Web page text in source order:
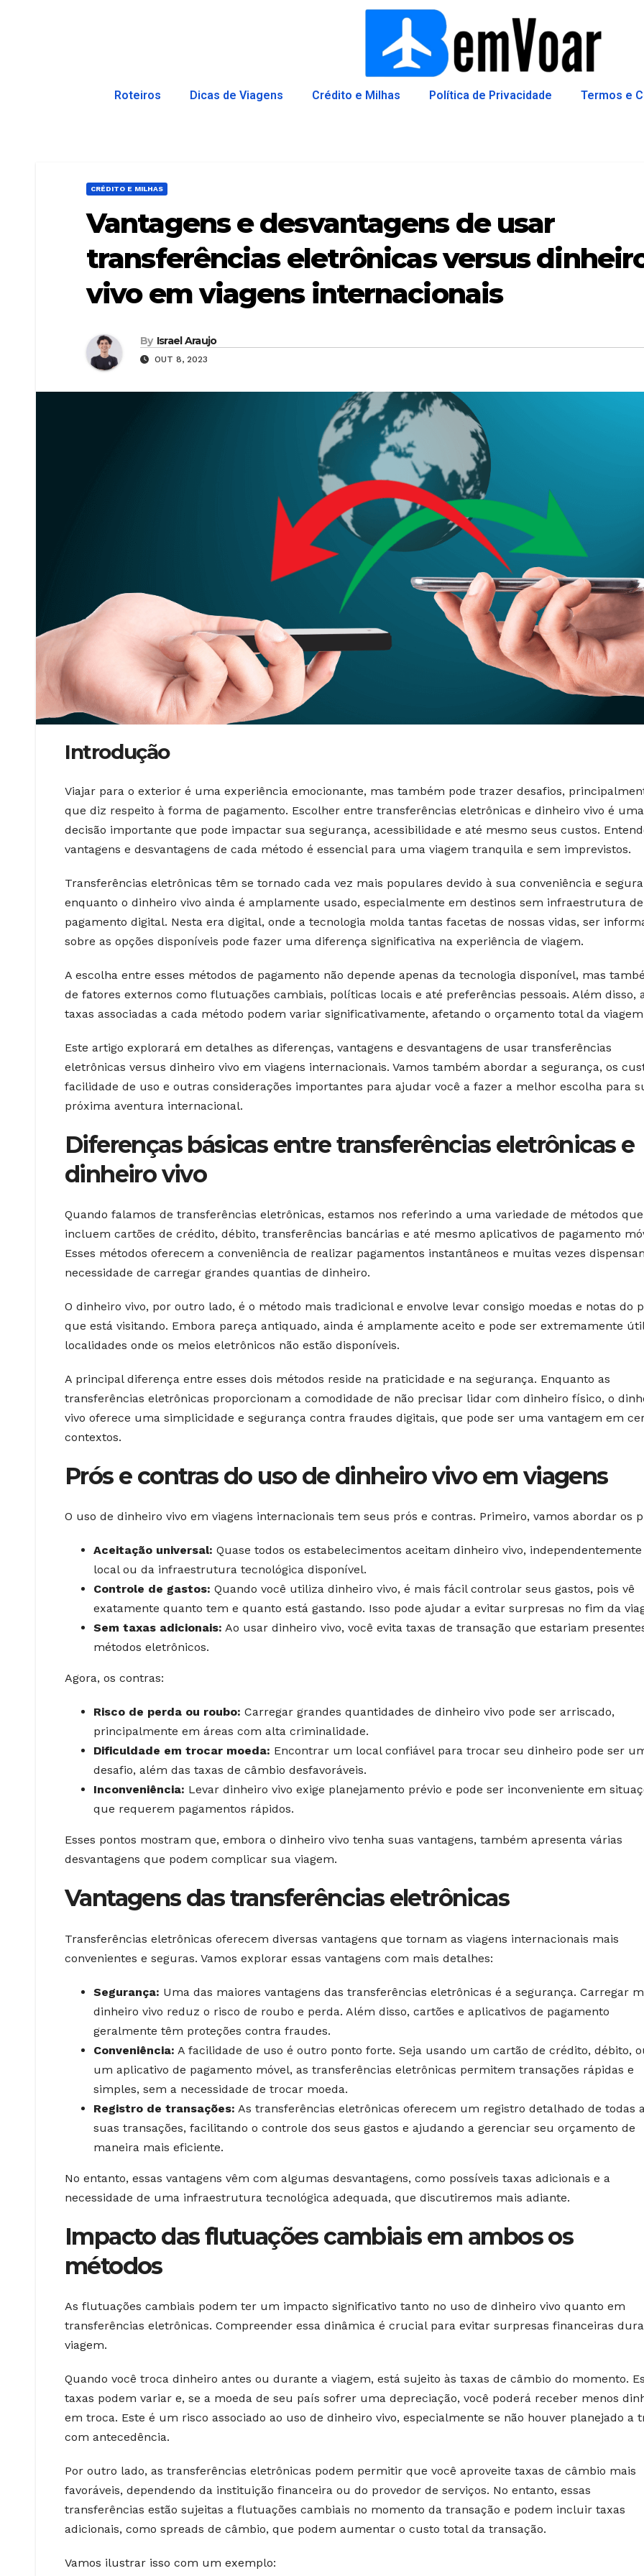
Roteiros Dicas de Viagens Crédito e Milhas Política de Privacidade Termos e
CRÉDITO E MILHAS
Vantagens e desvantagens de usar
transferências eletrônicas versus
vivo em viagens internacionais
By Israel Araujo
OUT 8, 2023
Introdução
Viajar para o exterior é uma experiência emocionante, mas também pode trazer desafios,
que diz respeito à forma de pagamento. Escolher entre transferências eletrônicas e dinheiro vivo é uma
decisão importante que pode impactar sua segurança, acessibilidade e até mesmo seus custos.
vantagens e desvantagens de cada método é essencial para uma viagem tranquila e sem imprevistos.
Transferências eletrônicas têm se tornado cada vez mais populares devido à sua conveniência e
enquanto o dinheiro vivo ainda é amplamente usado, especialmente em destinos sem infraestrutura de
pagamento digital. Nesta era digital, onde a tecnologia molda tantas facetas de nossas vidas, ser
sobre as opções disponíveis pode fazer uma diferença significativa na experiência de viagem.
A escolha entre esses métodos de pagamento não depende apenas da tecnologia disponível, mas
de fatores externos como flutuações cambiais, políticas locais e até preferências pessoais. Além disso,
taxas associadas a cada método podem variar significativamente, afetando o orçamento total da
Este artigo explorará em detalhes as diferenças, vantagens e desvantagens de usar transferências
eletrônicas versus dinheiro vivo em viagens internacionais. Vamos também abordar a segurança, os
facilidade de uso e outras considerações importantes para ajudar você a fazer a melhor escolha para
próxima aventura internacional.
Diferenças básicas entre transferências eletrônicas e
dinheiro vivo
Quando falamos de transferências eletrônicas, estamos nos referindo a uma variedade de métodos que
incluem cartões de crédito, débito, transferências bancárias e até mesmo aplicativos de pagamento
Esses métodos oferecem a conveniência de realizar pagamentos instantâneos e muitas vezes
necessidade de carregar grandes quantias de dinheiro.
O dinheiro vivo, por outro lado, é o método mais tradicional e envolve levar consigo moedas e notas do
que está visitando. Embora pareça antiquado, ainda é amplamente aceito e pode ser extremamente
localidades onde os meios eletrônicos não estão disponíveis.
A principal diferença entre esses dois métodos reside na praticidade e na segurança. Enquanto as
transferências eletrônicas proporcionam a comodidade de não precisar lidar com dinheiro físico, o
vivo oferece uma simplicidade e segurança contra fraudes digitais, que pode ser uma vantagem em
contextos.
Prós e contras do uso de dinheiro vivo em viagens
O uso de dinheiro vivo em viagens internacionais tem seus prós e contras. Primeiro, vamos abordar os
Aceitação universal: Quase todos os estabelecimentos aceitam dinheiro vivo, independentemente
local ou da infraestrutura tecnológica disponível.
Controle de gastos: Quando você utiliza dinheiro vivo, é mais fácil controlar seus gastos, pois vê
exatamente quanto tem e quanto está gastando. Isso pode ajudar a evitar surpresas no fim da
Sem taxas adicionais: Ao usar dinheiro vivo, você evita taxas de transação que estariam
métodos eletrônicos.
Agora, os contras:
Risco de perda ou roubo: Carregar grandes quantidades de dinheiro vivo pode ser arriscado,
principalmente em áreas com alta criminalidade.
Dificuldade em trocar moeda: Encontrar um local confiável para trocar seu dinheiro pode ser
desafio, além das taxas de câmbio desfavoráveis.
Inconveniência: Levar dinheiro vivo exige planejamento prévio e pode ser inconveniente em
que requerem pagamentos rápidos.
Esses pontos mostram que, embora o dinheiro vivo tenha suas vantagens, também apresenta várias
desvantagens que podem complicar sua viagem.
Vantagens das transferências eletrônicas
Transferências eletrônicas oferecem diversas vantagens que tornam as viagens internacionais mais
convenientes e seguras. Vamos explorar essas vantagens com mais detalhes:
Segurança: Uma das maiores vantagens das transferências eletrônicas é a segurança. Carregar
dinheiro vivo reduz o risco de roubo e perda. Além disso, cartões e aplicativos de pagamento
geralmente têm proteções contra fraudes.
Conveniência: A facilidade de uso é outro ponto forte. Seja usando um cartão de crédito, débito,
um aplicativo de pagamento móvel, as transferências eletrônicas permitem transações rápidas e
simples, sem a necessidade de trocar moeda.
Registro de transações: As transferências eletrônicas oferecem um registro detalhado de todas
suas transações, facilitando o controle dos seus gastos e ajudando a gerenciar seu orçamento de
maneira mais eficiente.
No entanto, essas vantagens vêm com algumas desvantagens, como possíveis taxas adicionais e a
necessidade de uma infraestrutura tecnológica adequada, que discutiremos mais adiante.
Impacto das flutuações cambiais em ambos os
métodos
As flutuações cambiais podem ter um impacto significativo tanto no uso de dinheiro vivo quanto em
transferências eletrônicas. Compreender essa dinâmica é crucial para evitar surpresas financeiras
viagem.
Quando você troca dinheiro antes ou durante a viagem, está sujeito às taxas de câmbio do momento.
taxas podem variar e, se a moeda de seu país sofrer uma depreciação, você poderá receber menos
em troca. Este é um risco associado ao uso de dinheiro vivo, especialmente se não houver planejado a
com antecedência.
Por outro lado, as transferências eletrônicas podem permitir que você aproveite taxas de câmbio mais
favoráveis, dependendo da instituição financeira ou do provedor de serviços. No entanto, essas
transferências estão sujeitas a flutuações cambiais no momento da transação e podem incluir taxas
adicionais, como spreads de câmbio, que podem aumentar o custo total da transação.
Vamos ilustrar isso com um exemplo: